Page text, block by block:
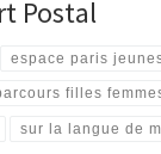
Postal
espace paris
filles
sur la langue de